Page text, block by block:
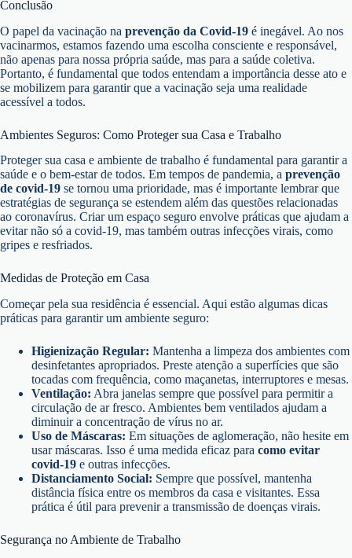
Conclusão
O papel da vacinação na prevenção da Covid-19 é inegável. Ao nos
vacinarmos, estamos fazendo uma escolha consciente e responsável,
não apenas para nossa própria saúde, mas para a saúde coletiva.
Portanto, é fundamental que todos entendam a importância desse ato e
se mobilizem para garantir que a vacinação seja uma realidade
acessível a todos.
Ambientes Seguros: Como Proteger sua Casa e Trabalho
Proteger sua casa e ambiente de trabalho é fundamental para garantir a
saúde e o bem-estar de todos. Em tempos de pandemia, a prevenção
de covid-19 se tornou uma prioridade, mas é importante lembrar que
estratégias de segurança se estendem além das questões relacionadas
ao coronavírus. Criar um espaço seguro envolve práticas que ajudam a
evitar não só a covid-19, mas também outras infecções virais, como
gripes e resfriados.
Medidas de Proteção em Casa
Começar pela sua residência é essencial. Aqui estão algumas dicas
práticas para garantir um ambiente seguro:
Higienização Regular: Mantenha a limpeza dos ambientes com
desinfetantes apropriados. Preste atenção a superfícies que são
tocadas com frequência, como maçanetas, interruptores e mesas.
Ventilação: Abra janelas sempre que possível para permitir a
circulação de ar fresco. Ambientes bem ventilados ajudam a
diminuir a concentração de vírus no ar.
Uso de Máscaras: Em situações de aglomeração, não hesite em
usar máscaras. Isso é uma medida eficaz para como evitar
covid-19 e outras infecções.
Distanciamento Social: Sempre que possível, mantenha
distância física entre os membros da casa e visitantes. Essa
prática é útil para prevenir a transmissão de doenças virais.
Segurança no Ambiente de Trabalho